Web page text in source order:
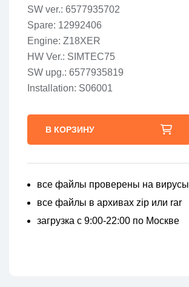
SW ver.: 6577935702
Spare: 12992406
Engine: Z18XER
HW Ver.: SIMTEC75
SW upg.: 6577935819
Installation: S06001
В КОРЗИНУ
все файлы проверены на вирусы
все файлы в архивах zip или rar
загрузка с 9:00-22:00 по Москве